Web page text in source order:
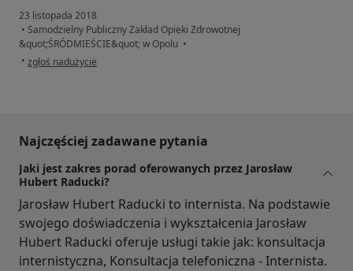
23 listopada 2018
• Samodzielny Publiczny Zakład Opieki Zdrowotnej
&quot;ŚRÓDMIEŚCIE&quot; w Opolu •
• w opinii użytkownika Ewa
zgłoś nadużycie
Najczęściej zadawane pytania
Jaki jest zakres porad oferowanych przez Jarosław
Hubert Raducki?
Jarosław Hubert Raducki to internista. Na podstawie
swojego doświadczenia i wykształcenia Jarosław
Hubert Raducki oferuje usługi takie jak: konsultacja
internistyczna, Konsultacja telefoniczna - Internista.